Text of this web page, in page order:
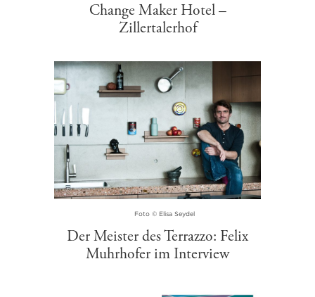
Change Maker Hotel –
Zillertalerhof
Foto © Elisa Seydel
Der Meister des Terrazzo: Felix
Muhrhofer im Interview